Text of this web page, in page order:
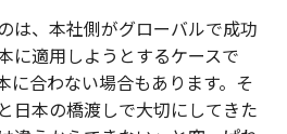
は、本社側がグローバルで成功
に適用しようとするケースで
に合わない場合もあります。そ
日本の橋渡しで大切にしてきた